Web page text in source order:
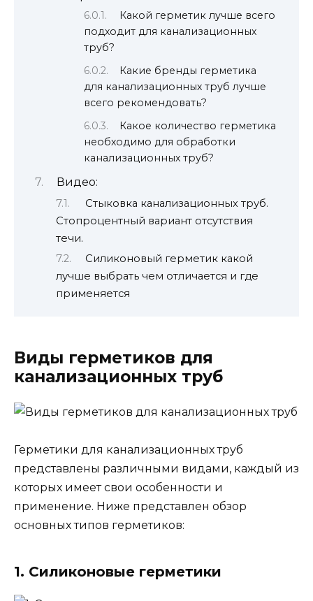
Какой герметик лучше всего
подходит для канализационных
труб?
Какие бренды герметика
для канализационных труб лучше
всего рекомендовать?
Какое количество герметика
необходимо для обработки
канализационных труб?
Видео:
Стыковка канализационных труб.
Стопроцентный вариант отсутствия
течи.
Силиконовый герметик какой
лучше выбрать чем отличается и где
применяется
Виды герметиков для
канализационных труб
Герметики для канализационных труб
представлены различными видами, каждый из
которых имеет свои особенности и
применение. Ниже представлен обзор
основных типов герметиков:
1. Силиконовые герметики